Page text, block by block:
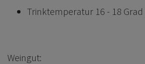
Trinktemperatur 16 - 18 Grad
Weingut: